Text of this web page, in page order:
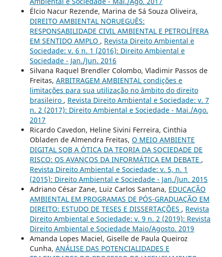
Élcio Nacur Rezende, Marina de Sá Souza Oliveira,
DIREITO AMBIENTAL NORUEGUÊS:
RESPONSABILIDADE CIVIL AMBIENTAL E PETROLÍFERA
EM SENTIDO AMPLO , Revista Direito Ambiental e
Sociedade: v. 6 n. 1 (2016): Direito Ambiental e
Sociedade - Jan./Jun. 2016
Silvana Raquel Brendler Colombo, Vladimir Passos de
Freitas, ARBITRAGEM AMBIENTAL condições e
limitações para sua utilização no âmbito do direito
brasileiro , Revista Direito Ambiental e Sociedade: v. 7
n. 2 (2017): Direito Ambiental e Sociedade - Mai./Ago.
2017
Ricardo Cavedon, Heline Sivini Ferreira, Cinthia
Obladen de Almendra Freitas, O MEIO AMBIENTE
DIGITAL SOB A ÓTICA DA TEORIA DA SOCIEDADE DE
RISCO: OS AVANÇOS DA INFORMÁTICA EM DEBATE ,
Revista Direito Ambiental e Sociedade: v. 5, n. 1
(2015): Direito Ambiental e Sociedade - Jan./Jun. 2015
Adriano César Zane, Luiz Carlos Santana, EDUCAÇÃO
AMBIENTAL EM PROGRAMAS DE PÓS-GRADUAÇÃO EM
DIREITO: ESTUDO DE TESES E DISSERTAÇÕES , Revista
Direito Ambiental e Sociedade: v. 9 n. 2 (2019): Revista
Direito Ambiental e Sociedade Maio/Agosto. 2019
Amanda Lopes Maciel, Giselle de Paula Queiroz
Cunha, ANÁLISE DAS POTENCIALIDADES E